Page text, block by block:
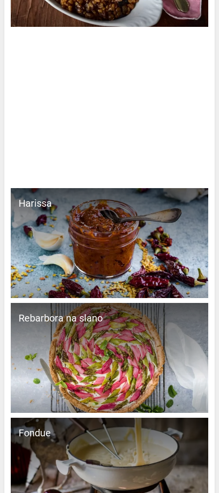
Harissa
Rebarbora na slano
Fondue